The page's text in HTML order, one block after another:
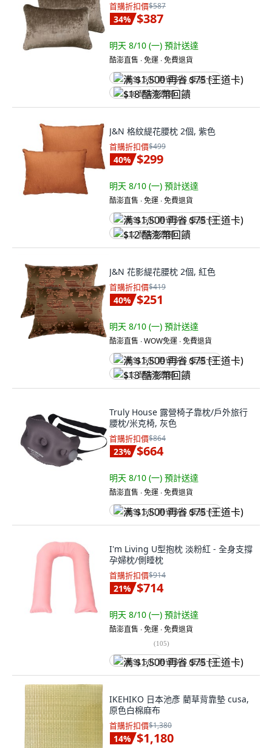
首購折扣價$587
34% $387
明天 8/10 (一) 預計送達
酷澎直售 ∙ 免運 ∙ 免費退貨
满 $1,500 再省 $75 (王道卡)
$18 酷澎幣回饋
J&N 格紋緹花腰枕 2個, 紫色
首購折扣價$499
40% $299
明天 8/10 (一) 預計送達
酷澎直售 ∙ 免運 ∙ 免費退貨
满 $1,500 再省 $75 (王道卡)
$12 酷澎幣回饋
J&N 花影緹花腰枕 2個, 紅色
首購折扣價$419
40% $251
明天 8/10 (一) 預計送達
酷澎直售 ∙ WOW免運 ∙ 免費退貨
满 $1,500 再省 $75 (王道卡)
$13 酷澎幣回饋
Truly House 露營椅子靠枕/戶外旅行
腰枕/米克椅, 灰色
首購折扣價$864
23% $664
明天 8/10 (一) 預計送達
酷澎直售 ∙ 免運 ∙ 免費退貨
满 $1,500 再省 $75 (王道卡)
I'm Living U型抱枕 淡粉紅 - 全身支撐
孕婦枕/側睡枕
首購折扣價$914
21% $714
明天 8/10 (一) 預計送達
酷澎直售 ∙ 免運 ∙ 免費退貨
(105)
满 $1,500 再省 $75 (王道卡)
IKEHIKO 日本池彥 藺草背靠墊 cusa,
原色白棉麻布
首購折扣價$1,380
14% $1,180